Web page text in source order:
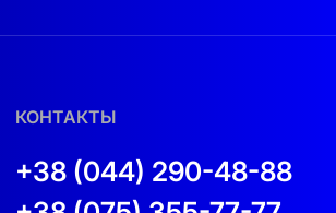
КОНТАКТЫ
+38 (044) 290-48-88